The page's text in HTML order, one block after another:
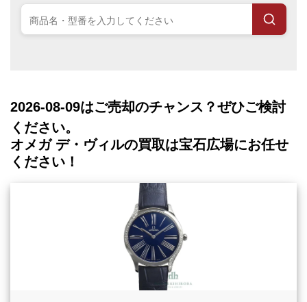
2026-08-09はご売却のチャンス？ぜひご検討
ください。
オメガ デ・ヴィルの買取は宝石広場にお任せ
ください！